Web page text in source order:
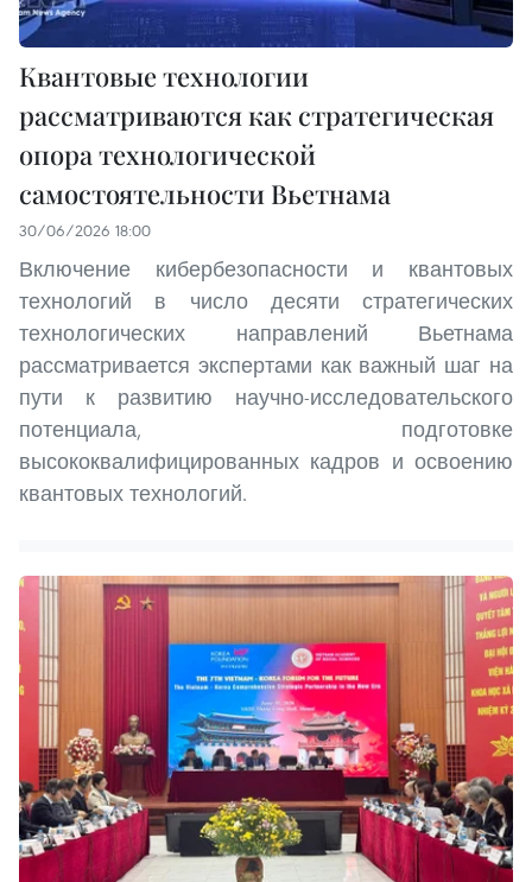
Квантовые технологии
рассматриваются как стратегическая
опора технологической
самостоятельности Вьетнама
30/06/2026 18:00
Включение кибербезопасности и квантовых
технологий в число десяти стратегических
технологических направлений Вьетнама
рассматривается экспертами как важный шаг на
пути к развитию научно-исследовательского
потенциала, подготовке
высококвалифицированных кадров и освоению
квантовых технологий.